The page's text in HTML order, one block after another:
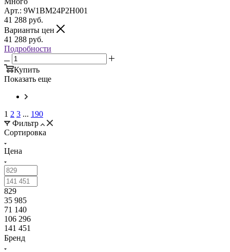
Арт.: 9W1BM24P2H001
41 288 руб.
Варианты цен
41 288 руб.
Подробности
Купить
Показать еще
1 2 3 ... 190
Фильтр
Сортировка
Цена
829
35 985
71 140
106 296
141 451
Бренд